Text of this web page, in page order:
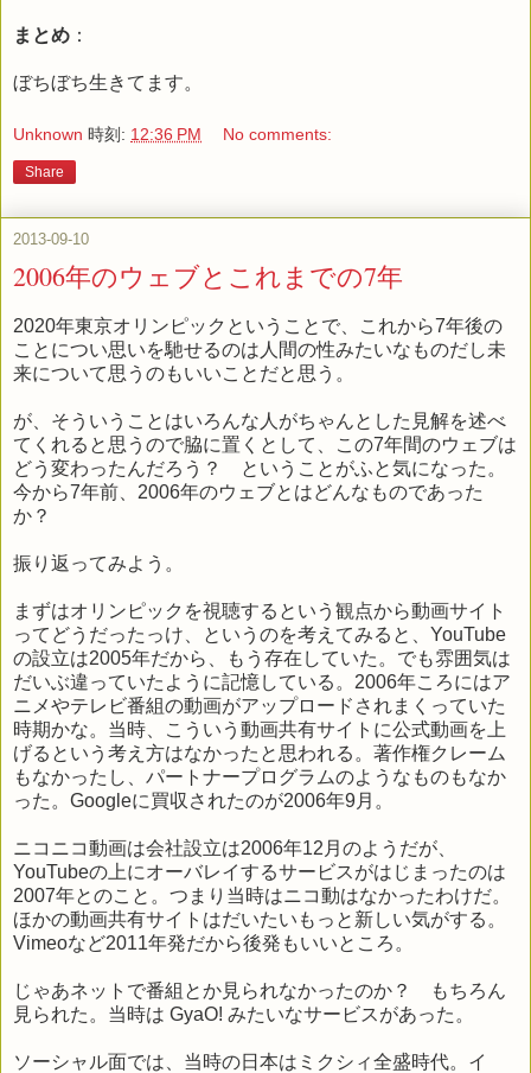
まとめ ：
ぼちぼち生きてます。
Unknown 時刻: 12:36 PM No comments:
Share
2013-09-10
2006年のウェブとこれまでの7年
2020年東京オリンピックということで、これから7年後の
ことについ思いを馳せるのは人間の性みたいなものだし未
来について思うのもいいことだと思う。
が、そういうことはいろんな人がちゃんとした見解を述べ
てくれると思うので脇に置くとして、この7年間のウェブは
どう変わったんだろう？ ということがふと気になった。
今から7年前、2006年のウェブとはどんなものであった
か？
振り返ってみよう。
まずはオリンピックを視聴するという観点から動画サイト
ってどうだったっけ、というのを考えてみると、YouTube
の設立は2005年だから、もう存在していた。でも雰囲気は
だいぶ違っていたように記憶している。2006年ころにはア
ニメやテレビ番組の動画がアップロードされまくっていた
時期かな。当時、こういう動画共有サイトに公式動画を上
げるという考え方はなかったと思われる。著作権クレーム
もなかったし、パートナープログラムのようなものもなか
った。Googleに買収されたのが2006年9月。
ニコニコ動画は会社設立は2006年12月のようだが、
YouTubeの上にオーバレイするサービスがはじまったのは
2007年とのこと。つまり当時はニコ動はなかったわけだ。
ほかの動画共有サイトはだいたいもっと新しい気がする。
Vimeoなど2011年発だから後発もいいところ。
じゃあネットで番組とか見られなかったのか？ もちろん
見られた。当時は GyaO! みたいなサービスがあった。
ソーシャル面では、当時の日本はミクシィ全盛時代。イ